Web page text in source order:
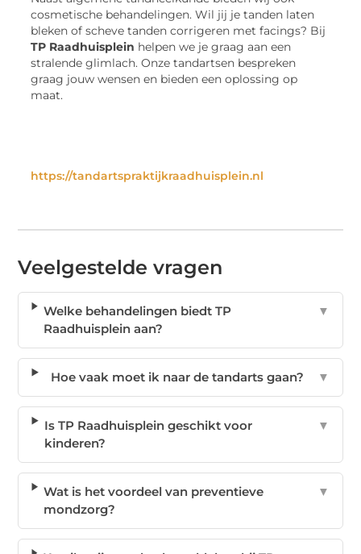
cosmetische behandelingen. Wil jij je tanden laten
bleken of scheve tanden corrigeren met facings? Bij
TP Raadhuisplein helpen we je graag aan een
stralende glimlach. Onze tandartsen bespreken
graag jouw wensen en bieden een oplossing op
maat.
https://tandartspraktijkraadhuisplein.nl
Veelgestelde vragen
Welke behandelingen biedt TP
Raadhuisplein aan?
▼
Hoe vaak moet ik naar de tandarts gaan? ▼
Is TP Raadhuisplein geschikt voor
kinderen?
▼
Wat is het voordeel van preventieve
mondzorg?
▼